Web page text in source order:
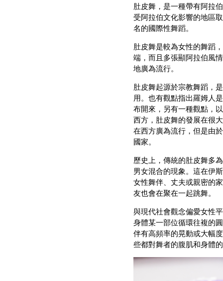
肚皮舞，是一種帶有阿拉
受阿拉伯文化影響的地區
名的國際性舞蹈。
肚皮舞是較為女性的舞蹈
端，而且多張顯阿拉伯風
地廣為流行。
肚皮舞起源於宗教舞蹈，
用。也有觀點指出羅姆人
布開來，另有一種觀點，
西方，肚皮舞的發展在很
在西方廣為流行，但是由
國家。
歷史上，傳統的肚皮舞多
男女混合的現象。這在伊
女性舞伴、丈夫或親密的
友也會在聚在一起跳舞。
與現代社會觀念偏愛女性
身體某一部位循環往複的
伴有高頻率的晃動或大幅
些都對舞者的腹肌和身體